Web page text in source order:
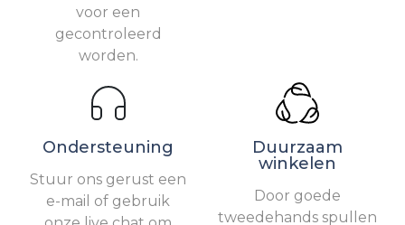
voor een
gecontroleerd
worden.
Ondersteuning
Stuur ons gerust een
e-mail of gebruik
Duurzaam
winkelen
Door goede
tweedehands spullen